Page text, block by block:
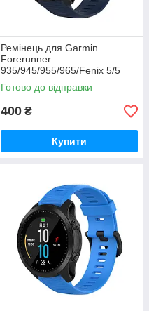
Ремінець для Garmin
Forerunner
935/945/955/965/Fenix 5/5
Plus/6/7/8-47 мм. (темно-
синій)
Готово до відправки
400 ₴
Купити